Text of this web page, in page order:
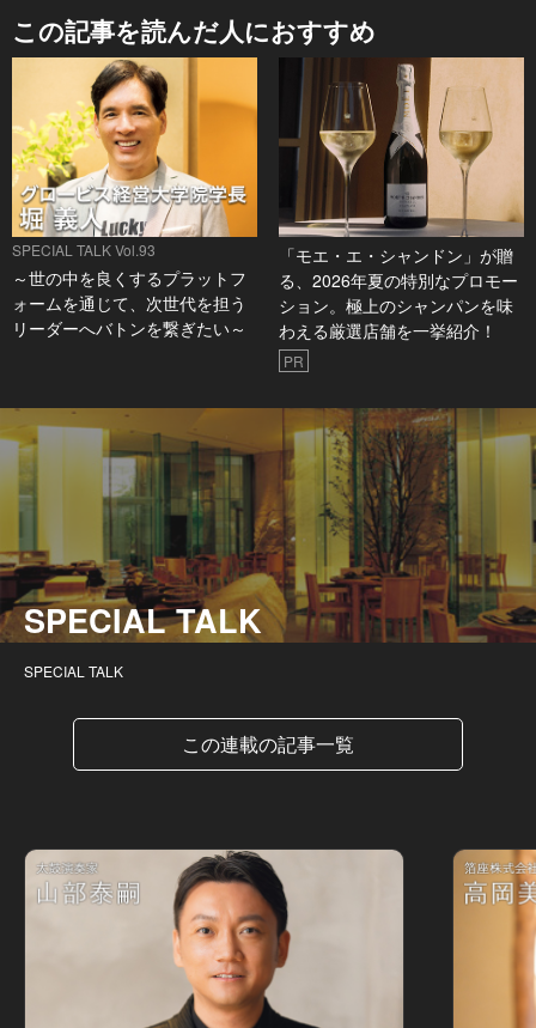
この記事を読んだ人におすすめ
SPECIAL TALK Vol.93
～世の中を良くするプラットフ
ォームを通じて、次世代を担う
リーダーへバトンを繋ぎたい～
「モエ・エ・シャンドン」が贈
る、2026年夏の特別なプロモー
ション。極上のシャンパンを味
わえる厳選店舗を一挙紹介！
PR
SPECIAL TALK
SPECIAL TALK
この連載の記事一覧